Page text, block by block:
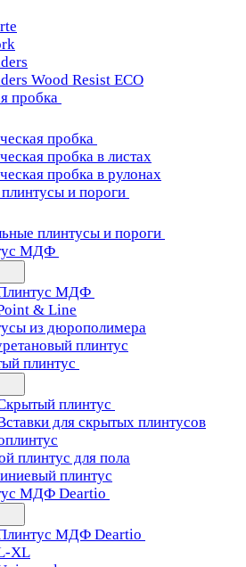
Wood Resist ECO
пробка
пробка
пробка в листах
пробка в рулонах
и пороги
плинтусы и пороги
МДФ
МДФ
& Line
из дюрополимера
плинтус
плинтус
плинтус
для скрытых плинтусов
плинтус для пола
плинтус
МДФ Deartio
МДФ Deartio
XL